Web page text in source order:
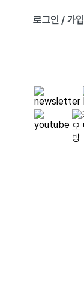
로그인 / 가입